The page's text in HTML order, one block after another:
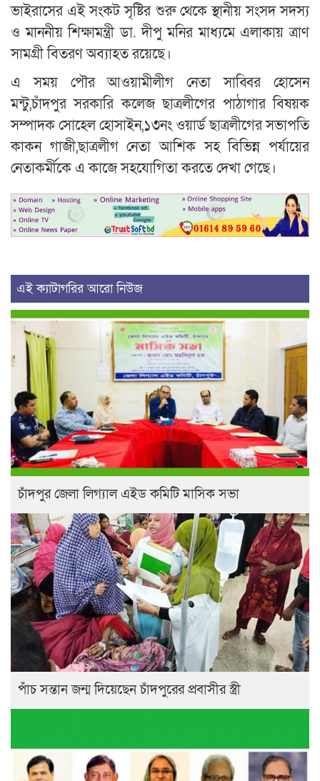
ভাইরাসের এই সংকট সৃষ্টির শুরু থেকে স্থানীয় সংসদ সদস্য
ও মাননীয় শিক্ষামন্ত্রী ডা. দীপু মনির মাধ্যমে এলাকায় ত্রাণ
সামগ্রী বিতরণ অব্যাহত রয়েছে।
এ সময় পৌর আওয়ামীলীগ নেতা সাব্বির হোসেন
মন্টু,চাঁদপুর সরকারি কলেজ ছাত্রলীগের পাঠাগার বিষয়ক
সম্পাদক সোহেল হোসাইন,১৩নং ওয়ার্ড ছাত্রলীগের সভাপতি
কাকন গাজী,ছাত্রলীগ নেতা আশিক সহ বিভিন্ন পর্যায়ের
নেতাকর্মীকে এ কাজে সহযোগিতা করতে দেখা গেছে।
এই ক্যাটাগরির আরো নিউজ
চাঁদপুর জেলা লিগ্যাল এইড কমিটি মাসিক সভা
পাঁচ সন্তান জন্ম দিয়েছেন চাঁদপুরের প্রবাসীর স্ত্রী